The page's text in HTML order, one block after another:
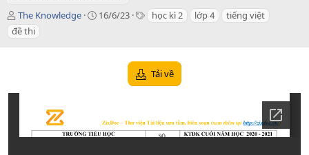
T
á
c
The Knowledge
C
a
t
16/6/23
T học kì 2 lớp 4
tiếng việt
đề thi
Tải về